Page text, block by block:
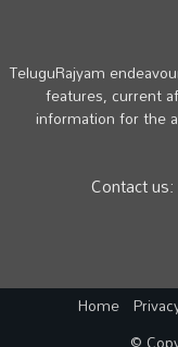
TeluguRajyam
features, current
information for the
Contact us:
Home